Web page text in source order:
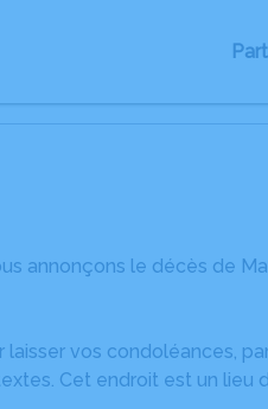
annonçons le décès de
vos condoléances,
Cet endroit est un lieu